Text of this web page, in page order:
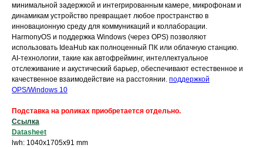
минимальной задержкой и интегрированным камере, микрофонам и
динамикам устройство превращает любое пространство в
инновационную среду для коммуникаций и коллаборации.
HarmonyOS и поддержка Windows (через OPS) позволяют
использовать IdeaHub как полноценный ПК или облачную станцию.
AI-технологии, такие как автофрейминг, интеллектуальное
отслеживание и акустический барьер, обеспечивают естественное и
качественное взаимодействие на расстоянии. поддержкой
OPS/Windows 10
Подставка на роликах приобретается отдельно.
Ссылка
Datasheet
lwh: 1040x1705x91 mm